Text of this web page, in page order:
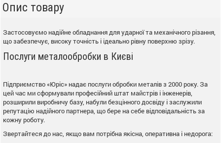
Опис товару
Застосовуємо надійне обладнання для ударної та механічного різання,
що забезпечує, високу точність і ідеально рівну поверхню зрізу.
Послуги металообробки в Києві
Підприємство «Юріс» надає послуги обробки металів з 2000 року. За
цей час ми сформували професійний штат майстрів і інженерів,
розширили виробничу базу, набули безцінного досвіду і заслужили
репутацію надійного партнера, що бере на себе відповідальність за
кожну роботу.
Звертайтеся до нас, якщо вам потрібна якісна, оперативна і недорога: